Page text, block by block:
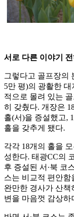
서로 다른 이야기
그렇다고 골프장의
5만 평)의 광활한
적으로 몰려 있는
히 갖췄다. 개장은
홀(서)을 증설했고,
홀을 갖추게 됐다.
각각 18개의 홀을
성한다. 태광CC의
후 증설된 서·북 코
스는 비교적 편안함
완만한 경사가 산책
변을 마음껏 감상하